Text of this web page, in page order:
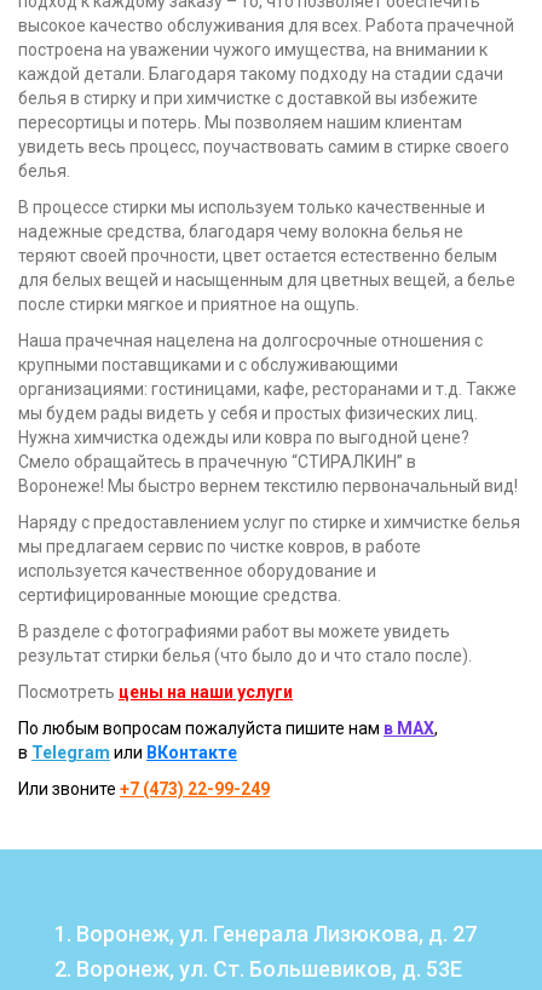
высокое качество обслуживания для всех. Работа прачечной
построена на уважении чужого имущества, на внимании к
каждой детали. Благодаря такому подходу на стадии сдачи
белья в стирку и при химчистке с доставкой вы избежите
пересортицы и потерь. Мы позволяем нашим клиентам
увидеть весь процесс, поучаствовать самим в стирке своего
белья.
В процессе стирки мы используем только качественные и
надежные средства, благодаря чему волокна белья не
теряют своей прочности, цвет остается естественно белым
для белых вещей и насыщенным для цветных вещей, а белье
после стирки мягкое и приятное на ощупь.
Наша прачечная нацелена на долгосрочные отношения с
крупными поставщиками и с обслуживающими
организациями: гостиницами, кафе, ресторанами и т.д. Также
мы будем рады видеть у себя и простых физических лиц.
Нужна химчистка одежды или ковра по выгодной цене?
Смело обращайтесь в прачечную “СТИРАЛКИН” в
Воронеже! Мы быстро вернем текстилю первоначальный вид!
Наряду с предоставлением услуг по стирке и химчистке белья
мы предлагаем сервис по чистке ковров, в работе
используется качественное оборудование и
сертифицированные моющие средства.
В разделе с фотографиями работ вы можете увидеть
результат стирки белья (что было до и что стало после).
Посмотреть цены на наши услуги
По любым вопросам пожалуйста пишите нам в MAX,
в Telegram или ВКонтакте
Или звоните +7 (473) 22-99-249
1. Воронеж, ул. Генерала Лизюкова, д. 27
2. Воронеж, ул. Ст. Большевиков, д. 53Е